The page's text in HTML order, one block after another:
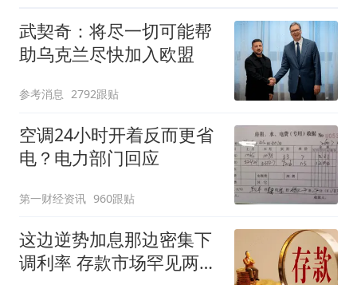
武契奇：将尽一切可能帮
助乌克兰尽快加入欧盟
参考消息 2792跟贴
空调24小时开着反而更省
电？电力部门回应
第一财经资讯 960跟贴
这边逆势加息那边密集下
调利率 存款市场罕见两极